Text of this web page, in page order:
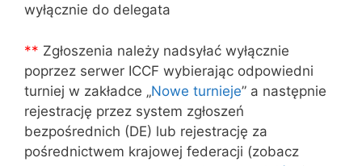
wyłącznie do delegata
** Zgłoszenia należy nadsyłać wyłącznie
poprzez serwer ICCF wybierając odpowiedni
turniej w zakładce „Nowe turnieje” a następnie
rejestrację przez system zgłoszeń
bezpośrednich (DE) lub rejestrację za
pośrednictwem krajowej federacji (zobacz